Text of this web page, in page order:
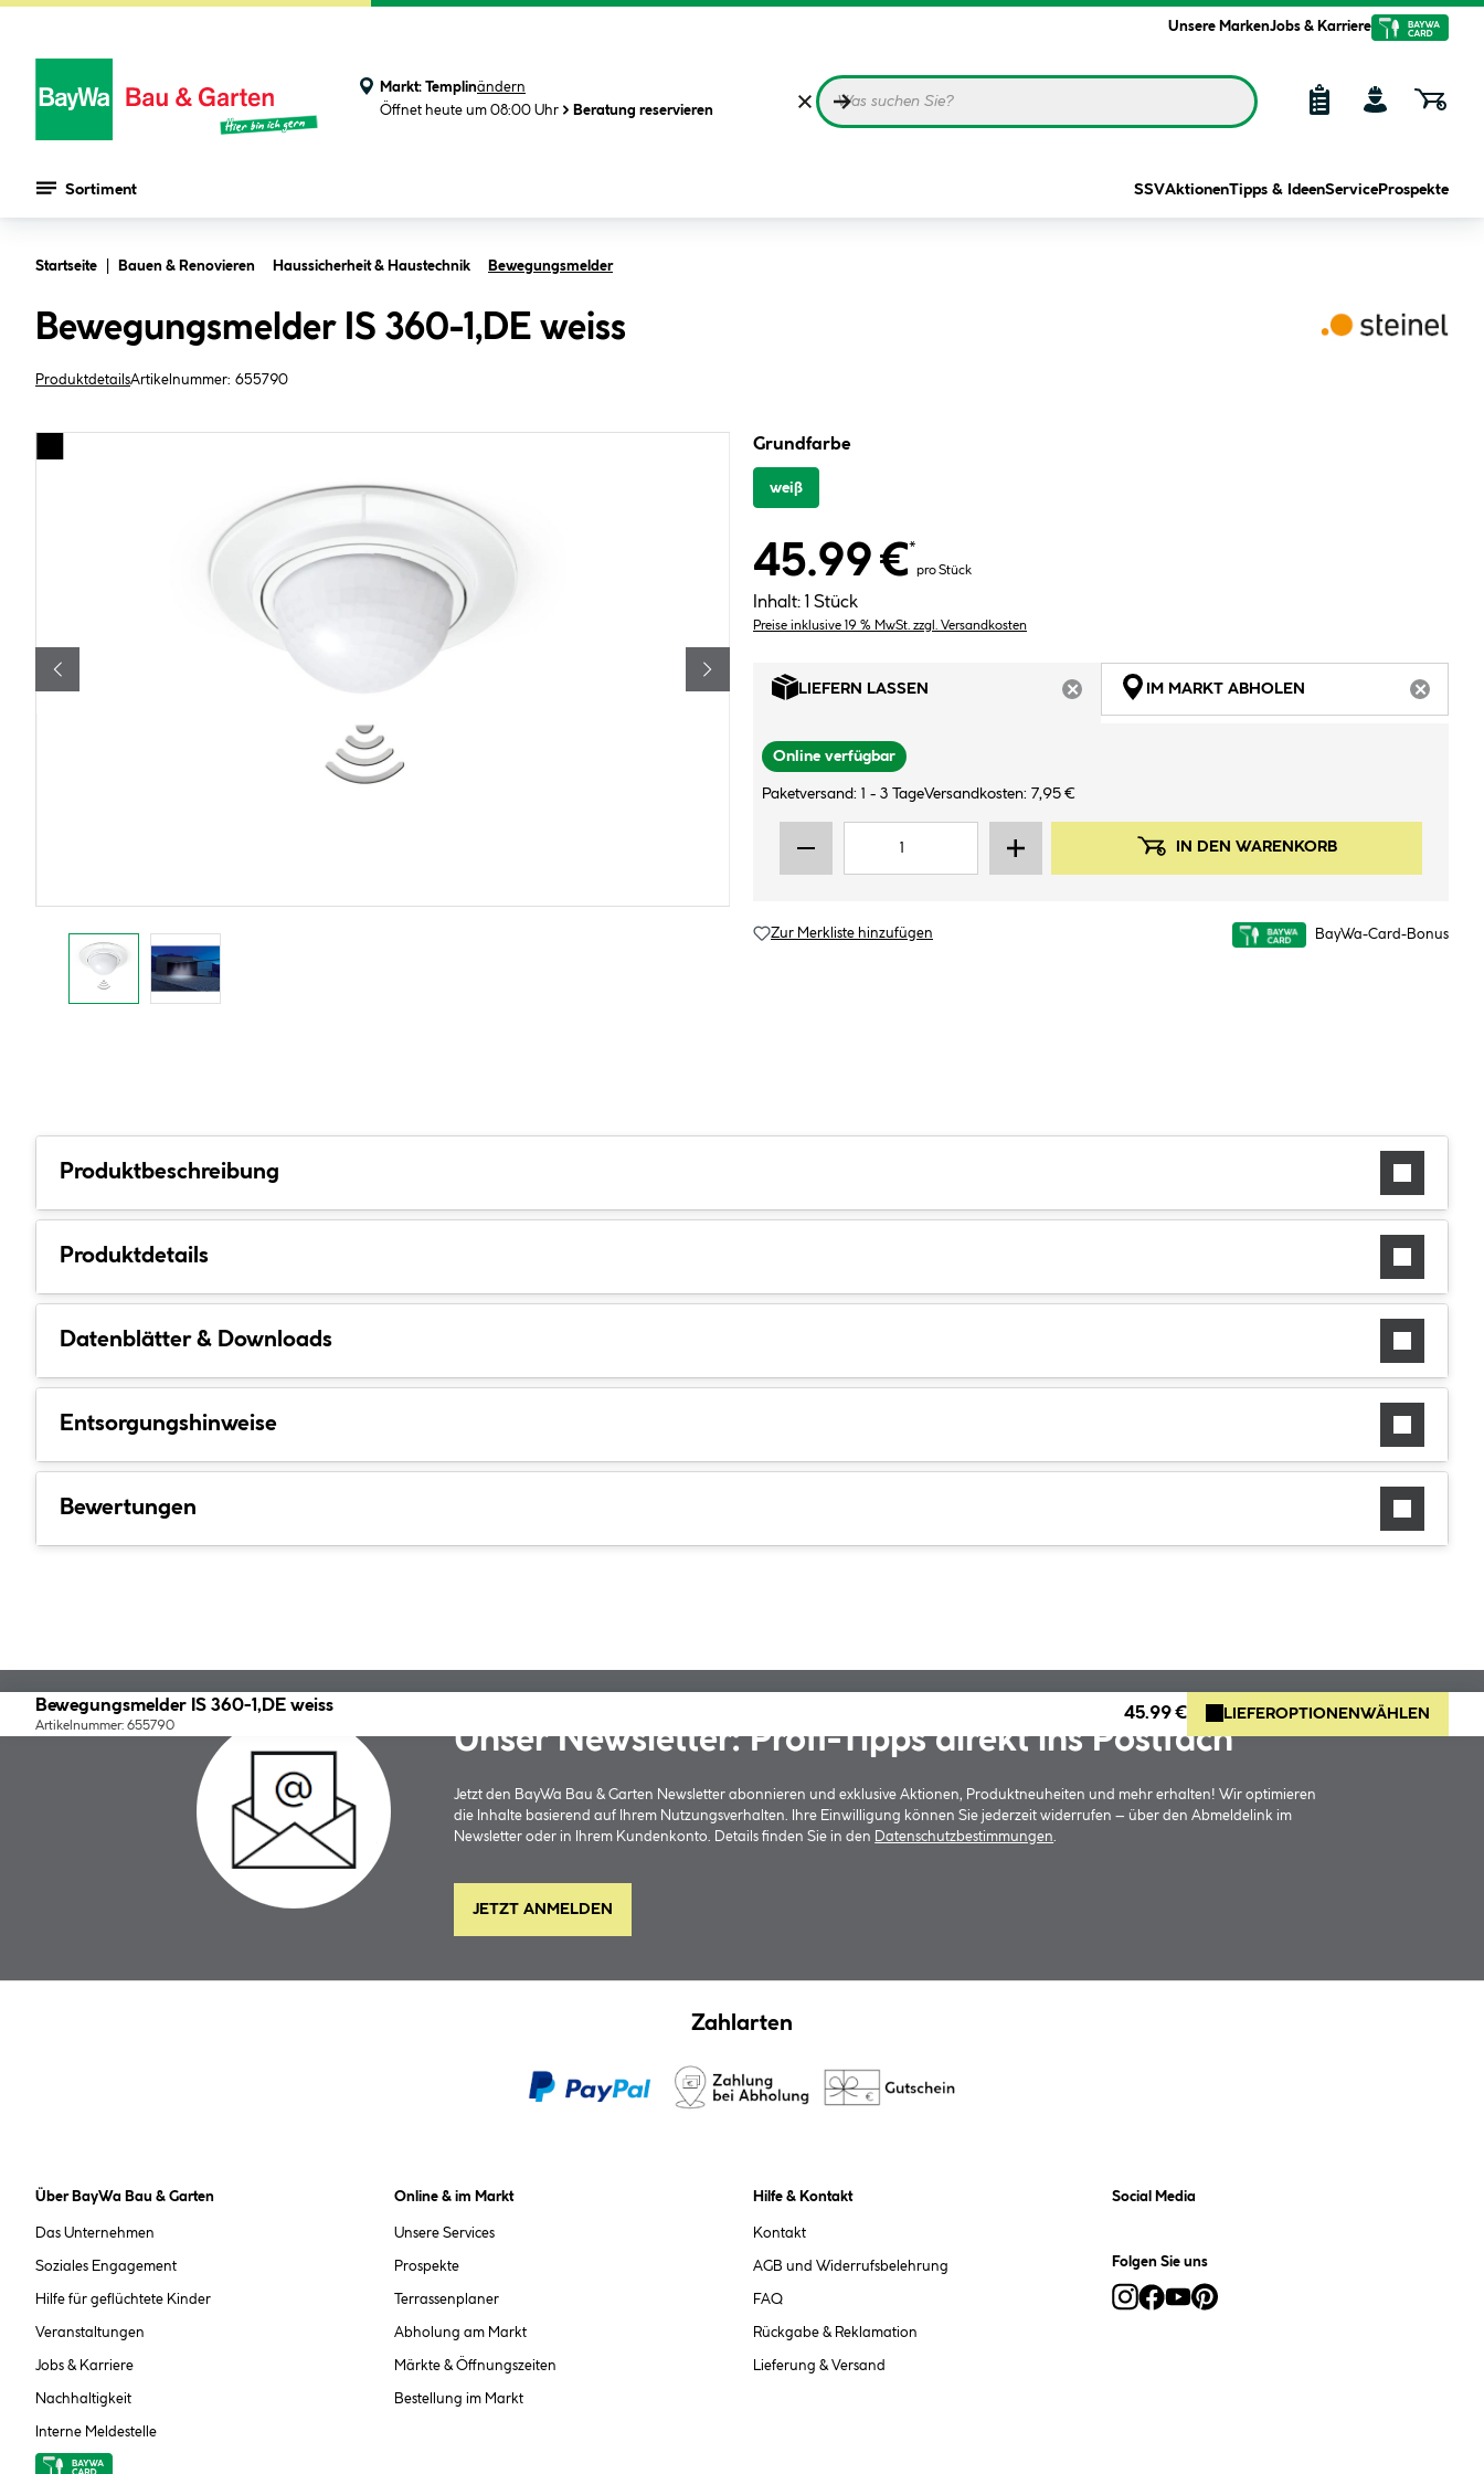
Unsere MarkenJobs & Karriere
Markt: Templinändern
Öffnet heute um 08:00 Uhr
Beratung reservieren
Sortiment SSVAktionenTipps & IdeenService Prospekte
Startseite Bauen & Renovieren Haussicherheit & Haustechnik Bewegungsmelder
Bewegungsmelder IS 360-1,DE weiss
ProduktdetailsArtikelnummer: 655790
Grundfarbe
weiß
45.99 €*
pro Stück
Inhalt: 1 Stück
Preise inklusive 19 % MwSt. zzgl. Versandkosten
LIEFERN LASSEN
ARTIKEL NICHT VERFÜGBAR
IM MARKT ABHOLEN
Online verfügbar
Paketversand: 1 - 3 TageVersandkosten: 7,95 €
IN DEN WARENKORB
Zur Merkliste hinzufügen BayWa-Card-Bonus
Produktbeschreibung
Produktdetails
Datenblätter & Downloads
Entsorgungshinweise
Bewertungen
Bewegungsmelder IS 360-1,DE weiss
Artikelnummer: 655790
45.99 € LIEFEROPTIONEN WÄHLEN
Unser Newsletter: Profi-Tipps direkt ins Postfach
Jetzt den BayWa Bau & Garten Newsletter abonnieren und exklusive Aktionen, Produktneuheiten und mehr erhalten! Wir optimieren
die Inhalte basierend auf Ihrem Nutzungsverhalten. Ihre Einwilligung können Sie jederzeit widerrufen – über den Abmeldelink im
Newsletter oder in Ihrem Kundenkonto. Details finden Sie in den
Datenschutzbestimmungen
JETZT ANMELDEN
Zahlarten
Über BayWa Bau & Garten
Das Unternehmen
Soziales Engagement
Hilfe für geflüchtete Kinder
Veranstaltungen
Jobs & Karriere
Nachhaltigkeit
Interne Meldestelle
Online & im Markt
Unsere Services
Prospekte
Terrassenplaner
Abholung am Markt
Märkte & Öffnungszeiten
Bestellung im Markt
Hilfe & Kontakt
Kontakt
AGB und Widerrufsbelehrung
FAQ
Rückgabe & Reklamation
Lieferung & Versand
Social Media
Folgen Sie uns